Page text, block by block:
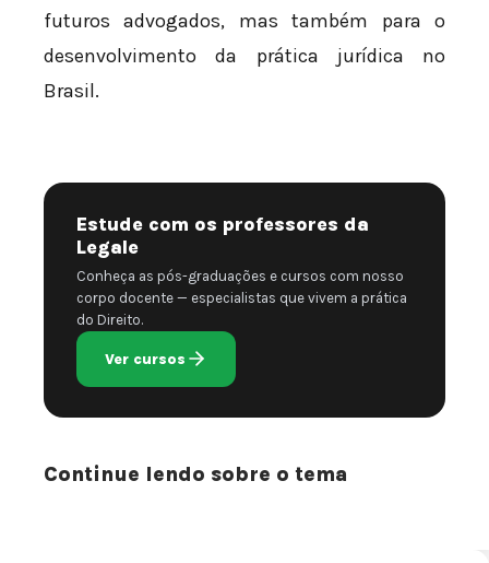
futuros advogados, mas também para o
desenvolvimento da prática jurídica no
Brasil.
Estude com os professores da
Legale
Conheça as pós-graduações e cursos com nosso
corpo docente — especialistas que vivem a prática
do Direito.
Ver cursos
Continue lendo sobre o tema